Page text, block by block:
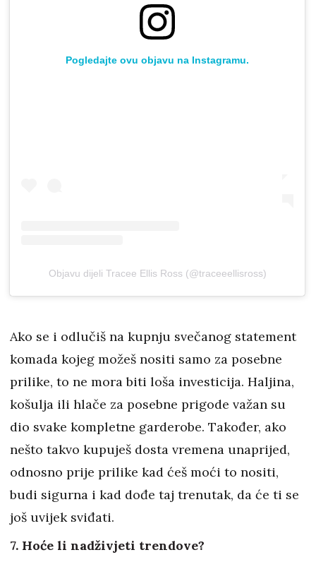
Pogledajte ovu objavu na Instagramu.
Objavu dijeli Tracee Ellis Ross (@traceeellisross)
Ako se i odlučiš na kupnju svečanog statement
komada kojeg možeš nositi samo za posebne
prilike, to ne mora biti loša investicija. Haljina,
košulja ili hlače za posebne prigode važan su
dio svake kompletne garderobe. Također, ako
nešto takvo kupuješ dosta vremena unaprijed,
odnosno prije prilike kad ćeš moći to nositi,
budi sigurna i kad dođe taj trenutak, da će ti se
još uvijek sviđati.
7. Hoće li nadživjeti trendove?